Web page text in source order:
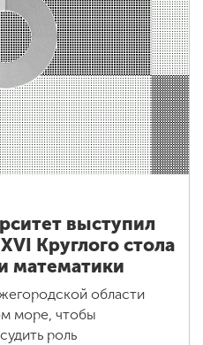
выступил
Круглого стола
математики
области
море, чтобы
роль